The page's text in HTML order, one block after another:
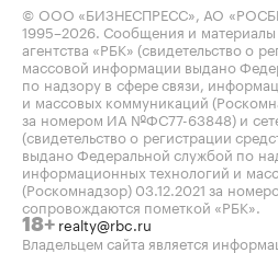
© ООО «БИЗНЕСПРЕСС», АО
1995–2026 . Сообщения и
агентства «РБК» (свидетельство о
массовой информации выдано
по надзору в сфере связи,
и массовых коммуникаций
за номером ИА №ФС77-63848) и
(свидетельство о регистрации
выдано Федеральной службой по
информационных технологий и
(Роскомнадзор) 03.12.2021 за
сопровождаются пометкой «РБК».
18+ realty@rbc.ru
Владельцем сайта является